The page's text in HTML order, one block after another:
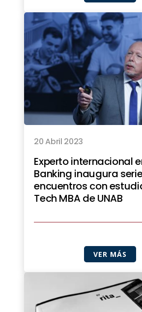
20 Abril 2023
Experto internacional
Banking inaugura
encuentros con
Tech MBA de UNAB
VER MÁS